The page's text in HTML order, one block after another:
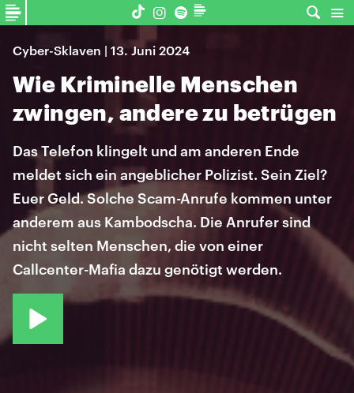
Cyber-Sklaven | 13. Juni 2024
Wie Kriminelle Menschen
zwingen, andere zu betrügen
Das Telefon klingelt und am anderen Ende
meldet sich ein angeblicher Polizist. Sein Ziel?
Euer Geld. Solche Scam-Anrufe kommen unter
anderem aus Kambodscha. Die Anrufer sind
nicht selten Menschen, die von einer
Callcenter-Mafia dazu genötigt werden.